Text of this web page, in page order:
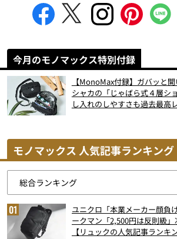
今月のモノマックス特別付録
【MonoMax付録】ガバッと
シャカの「じゃばら式４層シ
し入れのしやすさも過去最高
モノマックス 人気記事ランキング
ユニクロ「本業メーカー顔負
ークマン「2,500円は反則級
【リュックの人気記事ランキ